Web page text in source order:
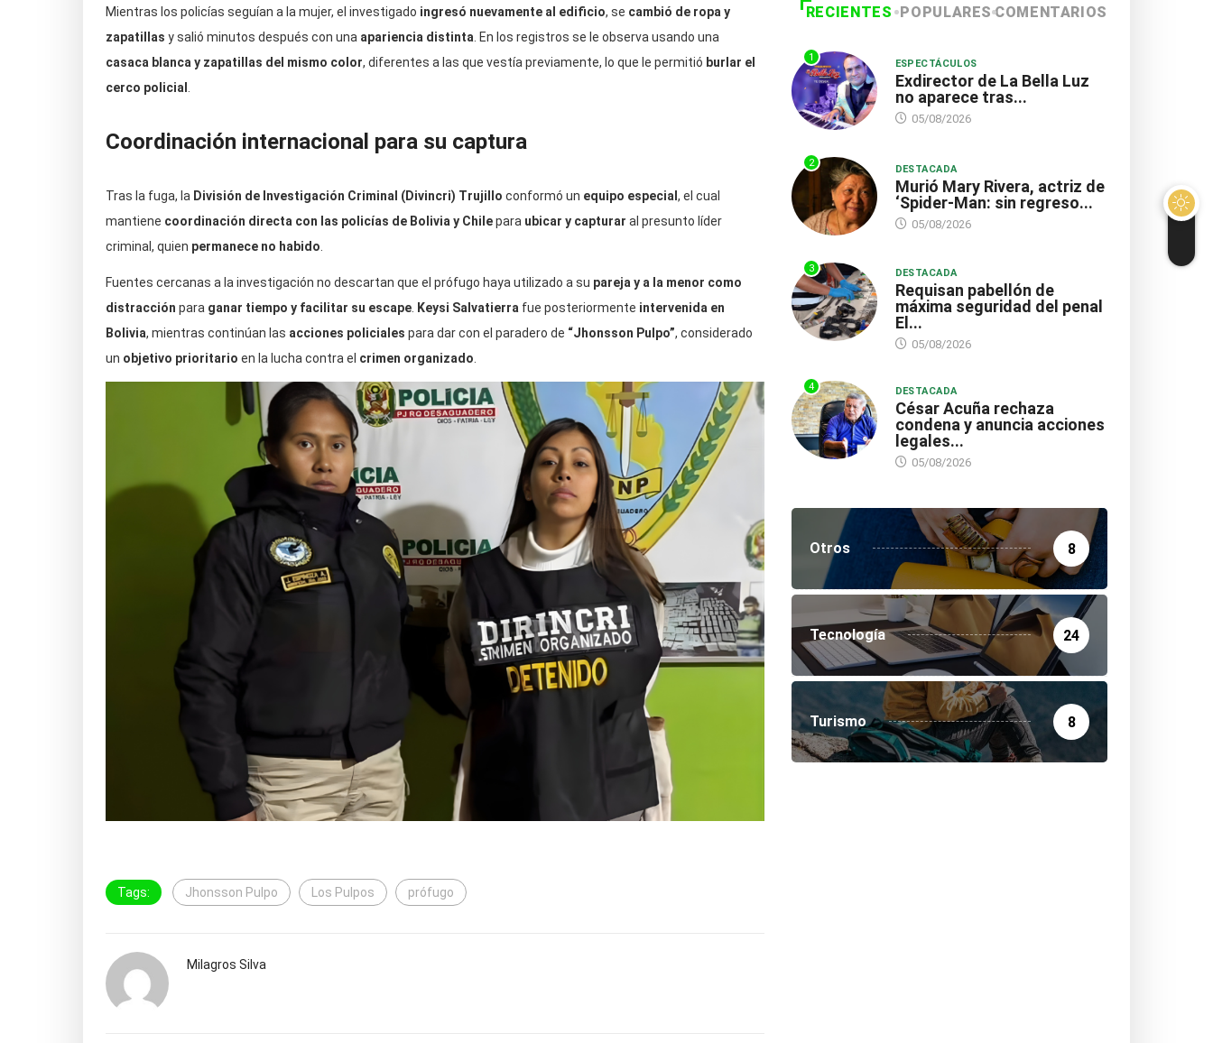
Mientras los policías seguían a la mujer, el investigado ingresó nuevamente al edificio, se cambió de ropa y
zapatillas y salió minutos después con una apariencia distinta. En los registros se le observa usando una
casaca blanca y zapatillas del mismo color, diferentes a las que vestía previamente, lo que le permitió burlar el
cerco policial .
Coordinación internacional para su captura
Tras la fuga, la División de Investigación Criminal (Divincri) Trujillo conformó un equipo especial , el cual
mantiene coordinación directa con las policías de Bolivia y Chilepara ubicar y capturar al presunto líder
criminal, quien permanece no habido.
Fuentes cercanas a la investigación no descartan que el prófugo haya utilizado a su pareja y a la menor como
distracción para ganar tiempo y facilitar su escape. Keysi Salvatierra fue posteriormente intervenida en
Bolivia, mientras continúan las acciones policiales para dar con el paradero de “Jhonsson Pulpo”, considerado
un objetivo prioritario en la lucha contra el crimen organizado.
Tags: Jhonsson Pulpo Los Pulpos prófugo
Milagros Silva
RECIENTES POPULARESCOMENTARIOS
1
ESPECTÁCULOS
Exdirector de La Bella Luz
no aparece tras...
05/08/2026
2
DESTACADA
Murió Mary Rivera, actriz de
‘Spider-Man: sin regreso...
05/08/2026
3 DESTACADA
Requisan pabellón de
máxima seguridad del penal
El...
05/08/2026
4 DESTACADA
César Acuña rechaza
condena y anuncia acciones
legales...
05/08/2026
Otros 8
Tecnología 24
Turismo 8